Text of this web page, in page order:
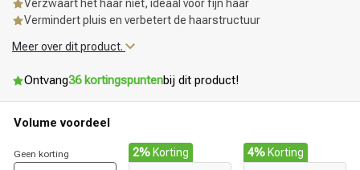
Verzwaart het haar niet, ideaal voor fijn haar
Vermindert pluis en verbetert de haarstructuur
Meer over dit product.
Ontvang36 kortingspuntenbij dit product!
Volume voordeel
Geen korting 2% Korting 4% Korting